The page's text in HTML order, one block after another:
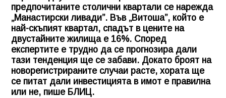
предпочитаните столични квартали се нарежда
„Манастирски ливади”. Във „Витоша”, който е
най-скъпият квартал, спадът в цените на
двустайните жилища е 16%. Според
експертите е трудно да се прогнозира дали
тази тенденция ще се забави. Докато броят на
новорегистрираните случаи расте, хората ще
се питат дали инвестицията в имот е правилна
или не, пише БЛИЦ.